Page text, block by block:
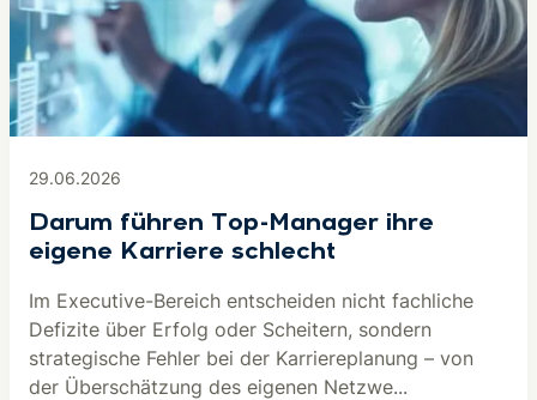
29.06.2026
Darum führen Top-Manager ihre
eigene Karriere schlecht
Im Executive-Bereich entscheiden nicht fachliche
Defizite über Erfolg oder Scheitern, sondern
strategische Fehler bei der Karriereplanung – von
der Überschätzung des eigenen Netzwe...